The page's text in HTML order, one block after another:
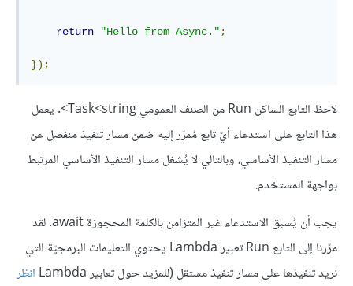
return "Hello from Async." ;
});
لاحظ التابع الساكن Run من الصنف العمومي Task<string>. يعمل
هذا التابع على استدعاء أيّ تابع مُمرّر إليه ضمن مسار تنفيذ منفصل عن
مسار التنفيذ الأساسي، وبالتالي لا يُشغل مسار التنفيذ الأساسي المرتبط
بواجهة المستخدم.
يجب أن يُسبق الاستدعاء غير المتزامن بالكلمة المحجوزة await. لقد
مرّرنا إلى التابع Run تعبير Lambda يحتوي التعليمات البرمجيّة التي
نريد تنفيذها على مسار تنفيذ مستقل (للمزيد حول تعابير Lambda
انظر